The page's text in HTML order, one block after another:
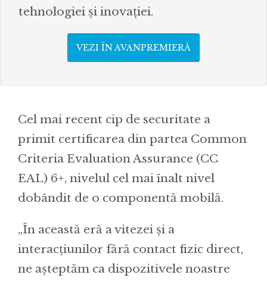
tehnologiei și inovației.
VEZI ÎN AVANPREMIERĂ
Cel mai recent cip de securitate a
primit certificarea din partea Common
Criteria Evaluation Assurance (CC
EAL) 6+, nivelul cel mai înalt nivel
dobândit de o componentă mobilă.
„În această eră a vitezei și a
interacțiunilor fără contact fizic direct,
ne așteptăm ca dispozitivele noastre